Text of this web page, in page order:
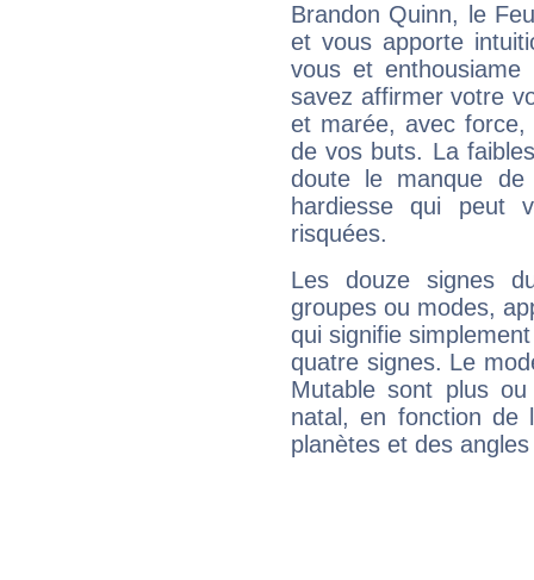
Brandon Quinn, le
et vous apporte
vous et
savez affirmer votre
et marée, avec
de vos buts. La
doute le manque
hardiesse qui peut
risquées.
Les douze signes
groupes ou modes,
qui signifie
quatre signes. Le
Mutable sont plus
natal, en fonction de
planètes et des